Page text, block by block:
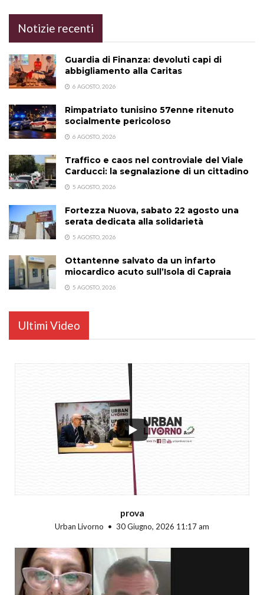
Notizie recenti
Guardia di Finanza: devoluti capi di
abbigliamento alla Caritas
6 AGOSTO, 2026
Rimpatriato tunisino 57enne ritenuto
socialmente pericoloso
6 AGOSTO, 2026
Traffico e caos nel controviale del Viale
Carducci: la segnalazione di un cittadino
5 AGOSTO, 2026
Fortezza Nuova, sabato 22 agosto una
serata dedicata alla solidarietà
5 AGOSTO, 2026
Ottantenne salvato da un infarto
miocardico acuto sull’Isola di Capraia
5 AGOSTO, 2026
Ultimi Video
prova
Urban Livorno 30 Giugno, 2026 11:17 am